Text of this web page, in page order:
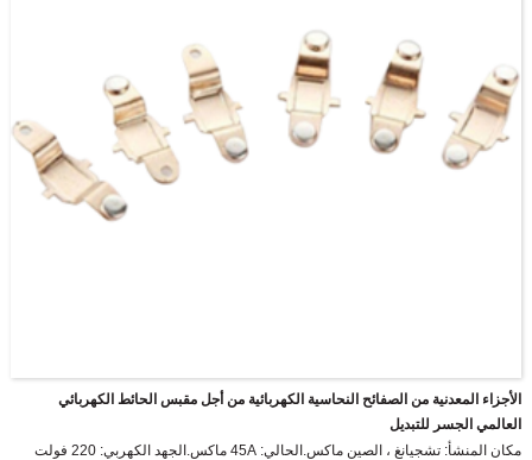
الأجزاء المعدنية من الصفائح النحاسية الكهربائية من أجل مقبس الحائط الكهربائي
العالمي الجسر للتبديل
مكان المنشأ: تشجيانغ ، الصين ماكس.الحالي: 45A ماكس.الجهد الكهربي: 220 فولت